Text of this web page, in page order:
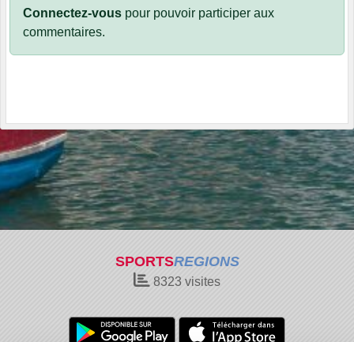
Connectez-vous pour pouvoir participer aux
commentaires.
SPORTSREGIONS
8323 visites